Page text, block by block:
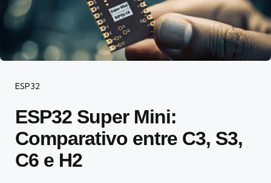
Categorias
ESP32
ESP32 Super Mini:
Comparativo entre C3, S3,
C6 e H2